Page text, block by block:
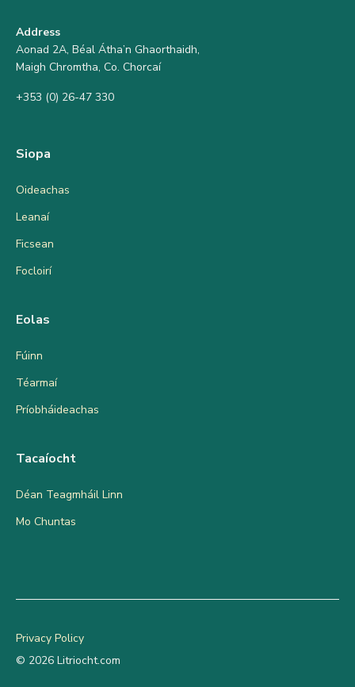
Address
Aonad 2A, Béal Átha’n Ghaorthaidh,
Maigh Chromtha, Co. Chorcaí
+353 (0) 26-47 330
Siopa
Oideachas
Leanaí
Ficsean
Focloirí
Eolas
Fúinn
Téarmaí
Príobháideachas
Tacaíocht
Déan Teagmháil Linn
Mo Chuntas
© 2026 Litriocht.com
Privacy Policy